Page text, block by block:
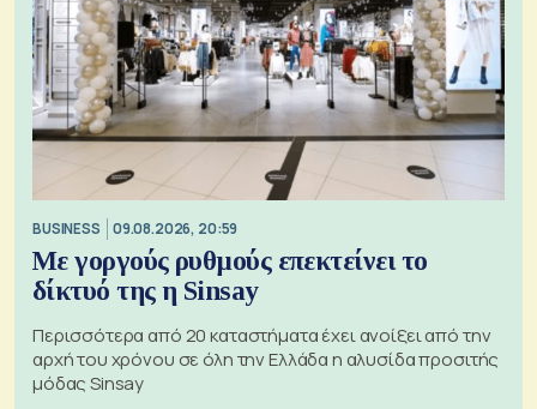
BUSINESS 09.08.2026, 20:59
Με γοργούς ρυθμούς επεκτείνει το
δίκτυό της η Sinsay
Περισσότερα από 20 καταστήματα έχει ανοίξει από την
αρχή του χρόνου σε όλη την Ελλάδα η αλυσίδα προσιτής
μόδας Sinsay